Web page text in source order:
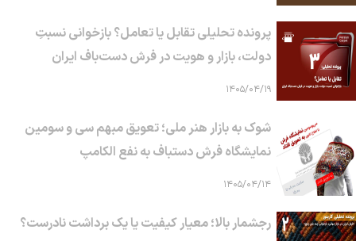
پرونده تحلیلی تقابل یا تعامل؟ بازخوانی نسبتِ
دولت، بازار و هویت در فرش دست‌باف ایران
۱۴۰۵/۰۴/۱۹
شوک به بازار هنر ملی؛ تعویق مبهم سی و سومین
نمایشگاه فرش دستباف به نفع الکامپ
۱۴۰۵/۰۴/۱۴
رجشمار بالا؛ معیار کیفیت یا یک برداشت نادرست؟